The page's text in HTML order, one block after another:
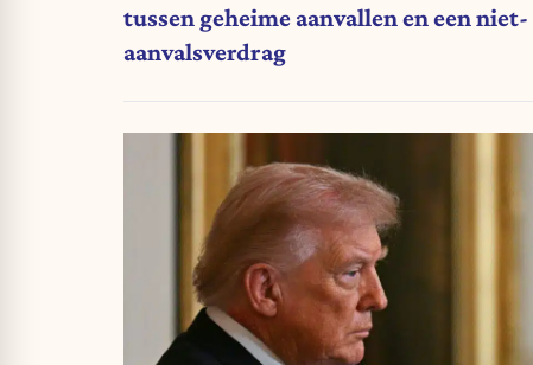
tussen geheime aanvallen en een niet-
aanvalsverdrag